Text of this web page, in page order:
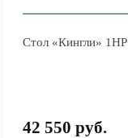
Стол «Кингли» 1НР
42 550 руб.